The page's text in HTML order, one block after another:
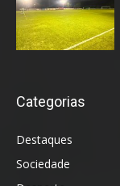
Categorias
Destaques
Sociedade